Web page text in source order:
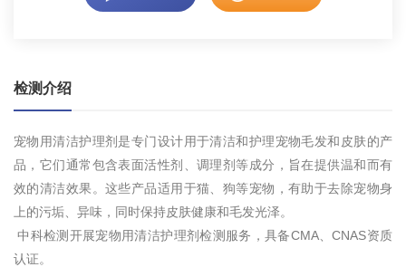
检测介绍
宠物用清洁护理剂是专门设计用于清洁和护理宠物毛发和皮肤的产
品，它们通常包含表面活性剂、调理剂等成分，旨在提供温和而有
效的清洁效果。这些产品适用于猫、狗等宠物，有助于去除宠物身
上的污垢、异味，同时保持皮肤健康和毛发光泽。
中科检测开展宠物用清洁护理剂检测服务，具备CMA、CNAS资质
认证。